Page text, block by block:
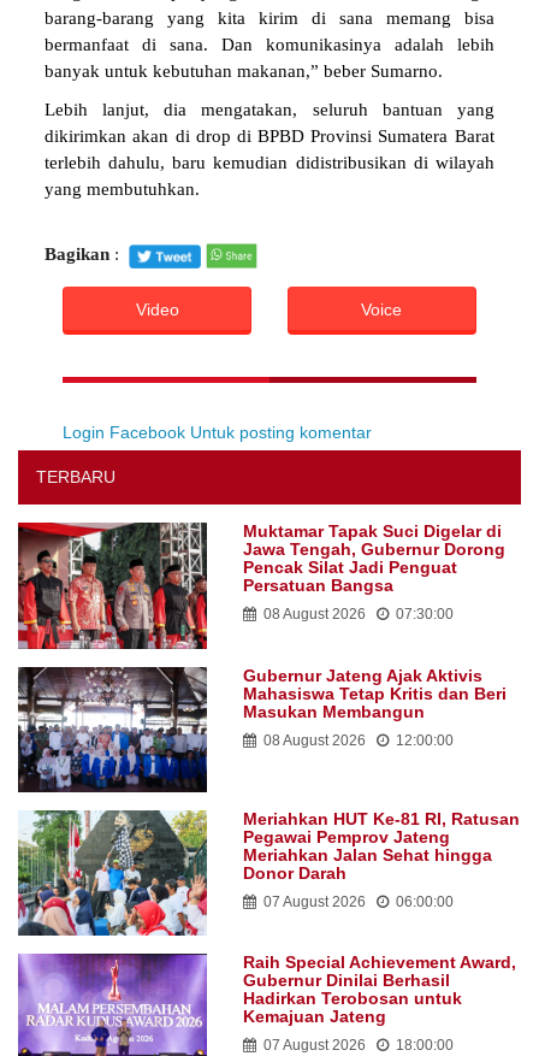
barang-barang yang kita kirim di sana memang bisa
bermanfaat di sana. Dan komunikasinya adalah lebih
banyak untuk kebutuhan makanan,” beber Sumarno.
Lebih lanjut, dia mengatakan, seluruh bantuan yang
dikirimkan akan di drop di BPBD Provinsi Sumatera Barat
terlebih dahulu, baru kemudian didistribusikan di wilayah
yang membutuhkan.
Bagikan :
Video Voice
Login Facebook Untuk posting komentar
TERBARU
Muktamar Tapak Suci Digelar di
Jawa Tengah, Gubernur Dorong
Pencak Silat Jadi Penguat
Persatuan Bangsa
08 August 2026 07:30:00
Gubernur Jateng Ajak Aktivis
Mahasiswa Tetap Kritis dan Beri
Masukan Membangun
08 August 2026 12:00:00
Meriahkan HUT Ke-81 RI, Ratusan
Pegawai Pemprov Jateng
Meriahkan Jalan Sehat hingga
Donor Darah
07 August 2026 06:00:00
Raih Special Achievement Award,
Gubernur Dinilai Berhasil
Hadirkan Terobosan untuk
Kemajuan Jateng
07 August 2026 18:00:00